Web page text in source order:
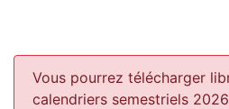
Vous pourrez télécharger
calendriers semestriels